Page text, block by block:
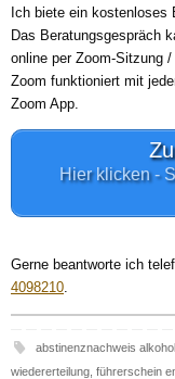
Ich biete ein kostenloses
Das Beratungsgespräch
online per Zoom-Sitzung /
Zoom funktioniert mit
Zoom App.
Hier klicken -
Gerne beantworte ich
4098210.
abstinenznachweis alkohol
wiedererteilung führerschein